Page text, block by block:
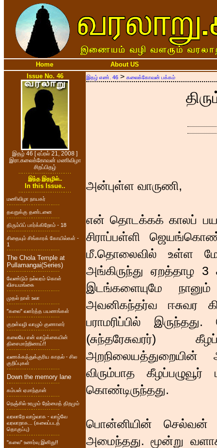
Home
About US
Issue No. 46
இதழ் 46 [ ஏப்ரல் 21, 2008 ]
இரா.கலைக்கோவன் மணிவிழா
சிறப்பிதழ்
இந்த இதழில்..
In this Issue..
மணிவிழா நாயகர்
தவறுக்கு தண்டனை
திரும்பிப் பார்க்கிறோம் - 18
சிதையும் சிங்காரக் கோயில்கள் -
1
The Chola Temple at
Pullamangai(Series)
வேண்டும் நல்வரம் கொள்
விசயமங்கை
முதல் நாள் உலா
"கலை" வளர்த்த பயணங்கள்
குறள்வழி வாழும் குணாளர்
கலையே என் வாழ்க்கையின்
திசைமாற்றினாய்!!
வணக்கத்துக்குரிய காதல் - சில
குறிப்புகள்
Down the memory lane
கம்பன் ஏமாந்தான்
நெஞ்சில் உரமும் நேர்மைத் திறமும்
வரலாறே வாழ்வாக - வாழ்வே
வரலாறாக... (கலைப்படத்
தொகுப்பு)
"கலை" உணர்வு இனிது!!
இதழ் எண். 46 > கலைக்கோவன் பக்கம்
அன்புள்ள வாருணி,
என் தொடக்கக் காலப்
சிராப்பள்ளி
மீ.தொலைவில் உள்ள
அங்கிருந்து ஏறத்தாழ 3
இடங்களையுமே
அவனிகந்தர்வ ஈசுவர
பராமரிப்பில்
(சுந்தரேசுவரர்)
அறநிலையத்துறையின்
விரும்பாத
கொண்டிருந்தது.
பொன்னியின் செல்வன்
அமைந்தது. மூன்று